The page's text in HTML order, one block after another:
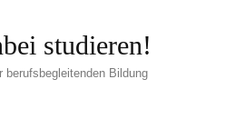
studieren!
berufsbegleitenden Bildung